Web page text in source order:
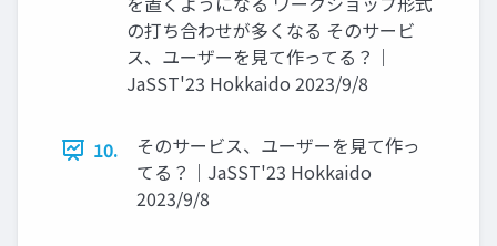
の打ち合わせが多くなる そのサービ
ス、ユーザーを見て作ってる？｜
JaSST'23 Hokkaido 2023/9/8
10.
そのサービス、ユーザーを見て作っ
てる？｜JaSST'23 Hokkaido
2023/9/8